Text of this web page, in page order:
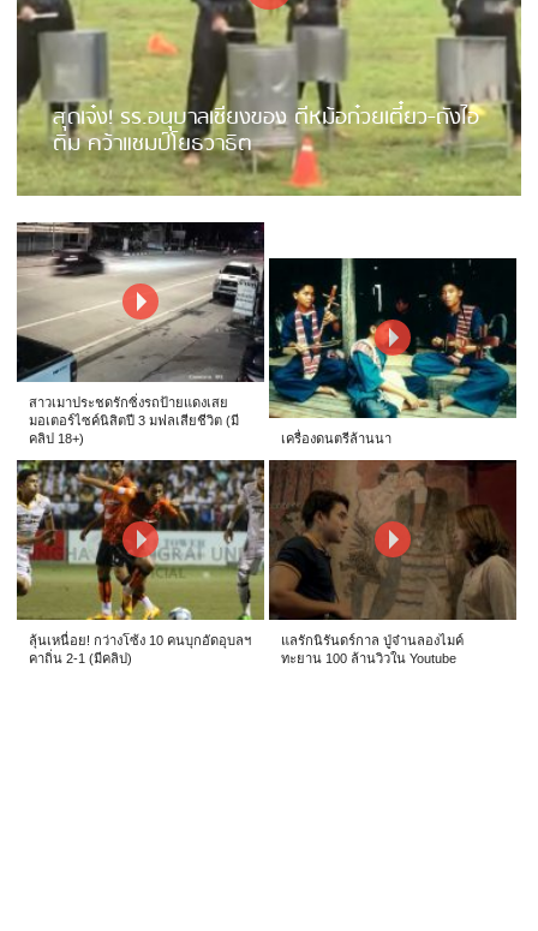
สุดเจ๋ง! รร.อนุบาลเชียงของ ตีหม้อก๋วยเตี๋ยว-ถังไอ
ติม คว้าแชมป์โยธวาธิต
สาวเมาประชดรักซิ่งรถป้ายแดงเสย
มอเตอร์ไซค์นิสิตปี 3 มฟลเสียชีวิต (มี
คลิป 18+)
เครื่องดนตรีล้านนา
ลุ้นเหนื่อย! กว่างโซ้ง 10 คนบุกอัดอุบลฯ
คาถิ่น 2-1 (มีคลิป)
แลรักนิรันดร์กาล ปู่จ๋านลองไมค์
ทะยาน 100 ล้านวิวใน Youtube